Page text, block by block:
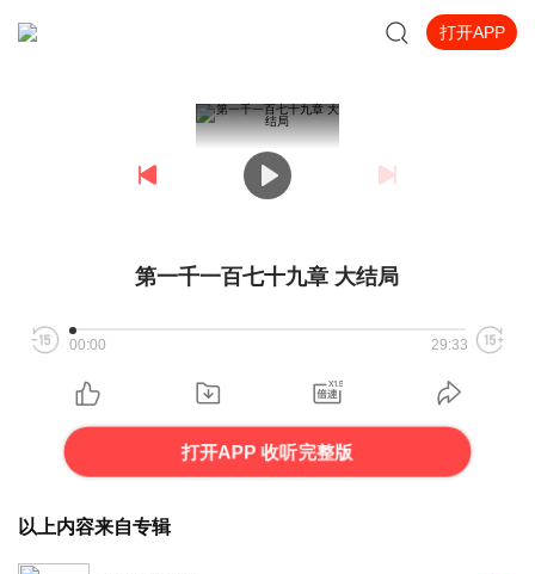
打开APP
第一千一百七十九章 大结局
00:00 29:33
打开APP 收听完整版
以上内容来自专辑